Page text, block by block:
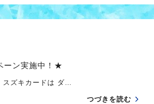
ーン実施中！★
キカードは ダ…
つづきを読む